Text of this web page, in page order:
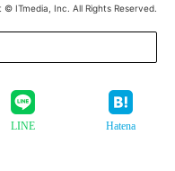
© ITmedia, Inc. All Rights Reserved.
LINE Hatena